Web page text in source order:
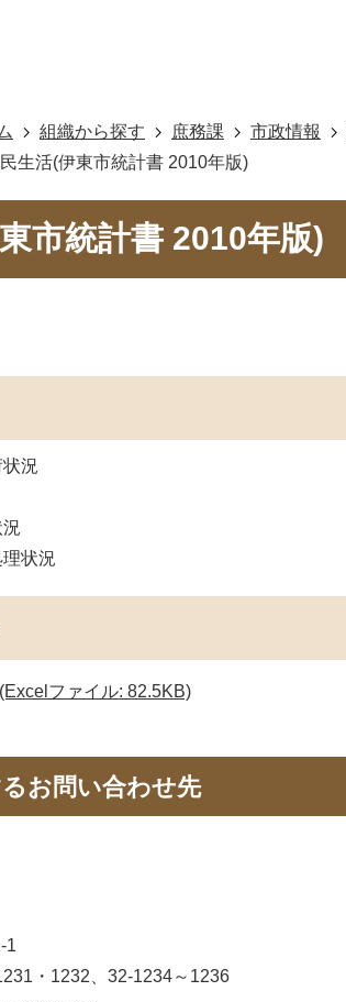
組織から探す 庶務課 市政情報
生活(伊東市統計書 2010年版)
市統計書 2010年版)
況
状況
ファイル: 82.5KB)
お問い合わせ先
1
・1232、32-1234～1236